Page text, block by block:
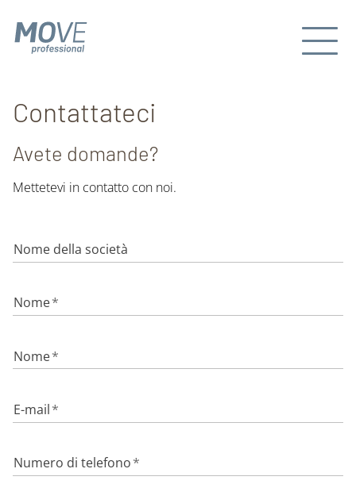
Contattateci
Avete domande?
Mettetevi in contatto con noi.
Nome della società
Nome*
Nome*
E-mail*
Numero di telefono*